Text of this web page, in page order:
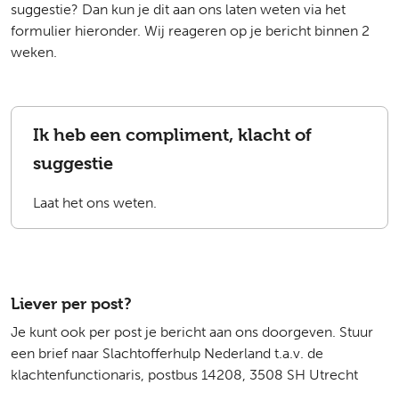
suggestie? Dan kun je dit aan ons laten weten via het
formulier hieronder. Wij reageren op je bericht binnen 2
weken.
Ik heb een compliment, klacht of
suggestie
Laat het ons weten.
Liever per post?
Je kunt ook per post je bericht aan ons doorgeven. Stuur
een brief naar Slachtofferhulp Nederland t.a.v. de
klachtenfunctionaris, postbus 14208, 3508 SH Utrecht